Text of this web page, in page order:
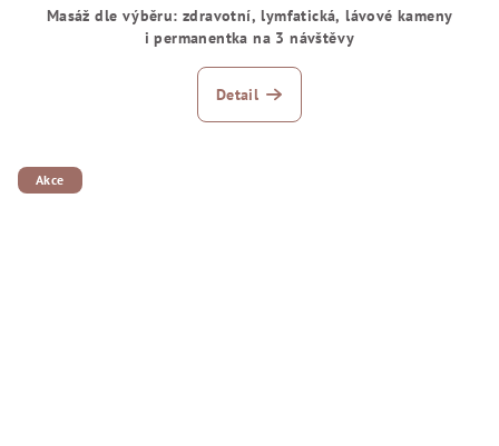
Masáž dle výběru: zdravotní, lymfatická, lávové kameny
i permanentka na 3 návštěvy
Detail
Akce